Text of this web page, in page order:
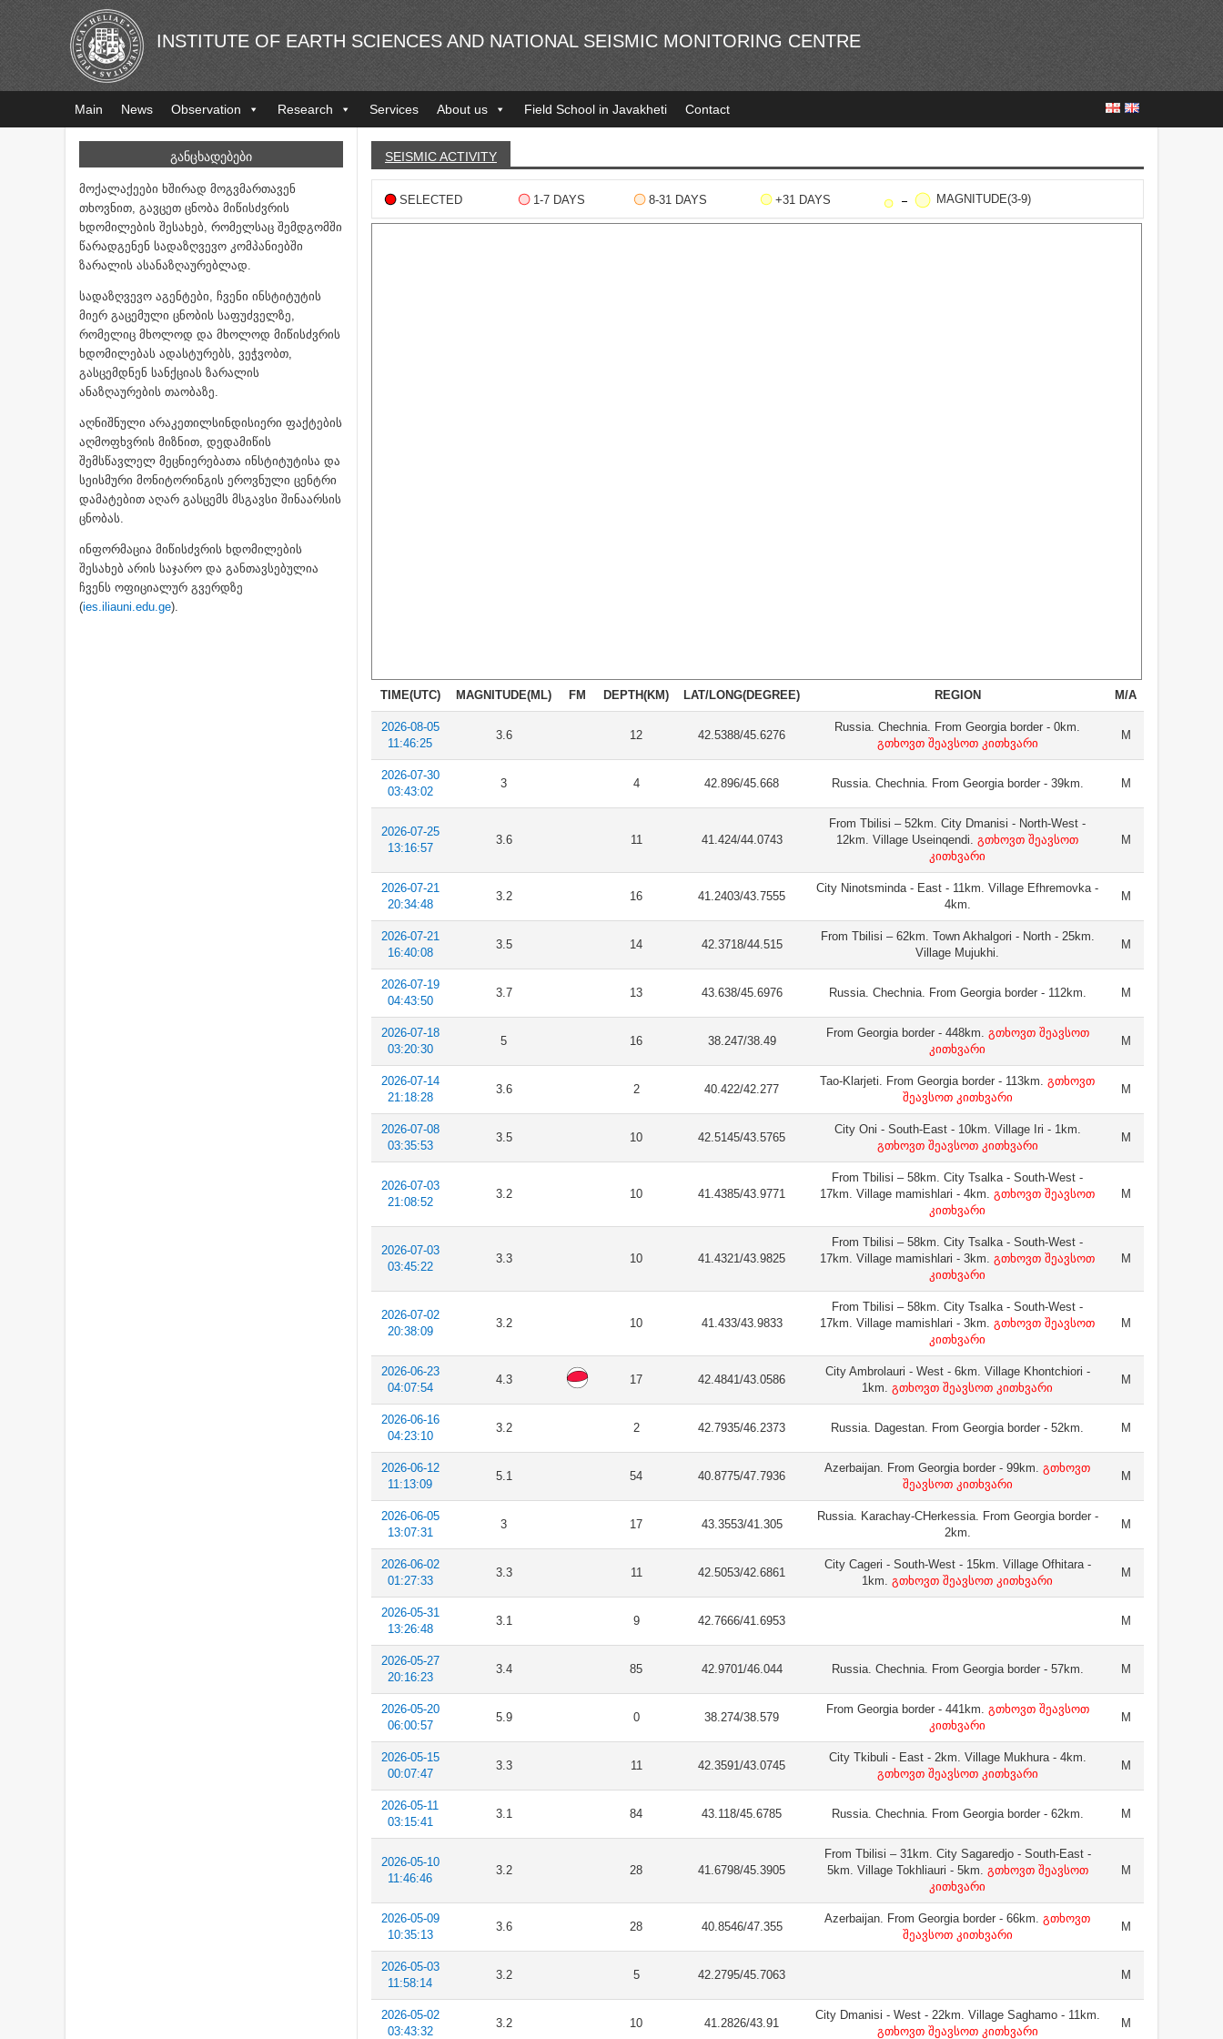
INSTITUTE OF EARTH SCIENCES AND NATIONAL SEISMIC MONITORING CENTRE
Main News Observation Research Services About us Field School in Javakheti Contact
ᲒᲐᲜᲪᲮᲐᲓᲔᲑᲔᲑᲘ
მოქალაქეები ხშირად მოგვმართავენ
თხოვნით, გავცეთ ცნობა მიწისძვრის
ხდომილების შესახებ, რომელსაც შემდგომში
წარადგენენ სადაზღვევო კომპანიებში
ზარალის ასანაზღაურებლად.
სადაზღვევო აგენტები, ჩვენი ინსტიტუტის
მიერ გაცემული ცნობის საფუძველზე,
რომელიც მხოლოდ და მხოლოდ მიწისძვრის
ხდომილებას ადასტურებს, ვეჭვობთ,
გასცემდნენ სანქციას ზარალის
ანაზღაურების თაობაზე.
აღნიშნული არაკეთილსინდისიერი ფაქტების
აღმოფხვრის მიზნით, დედამიწის
შემსწავლელ მეცნიერებათა ინსტიტუტისა და
სეისმური მონიტორინგის ეროვნული ცენტრი
დამატებით აღარ გასცემს მსგავსი შინაარსის
ცნობას.
ინფორმაცია მიწისძვრის ხდომილების
შესახებ არის საჯარო და განთავსებულია
ჩვენს ოფიციალურ გვერდზე
(ies.iliauni.edu.ge).
SEISMIC ACTIVITY
SELECTED 1-7 DAYS 8-31 DAYS +31 DAYS MAGNITUDE(3-9)
TIME(UTC) MAGNITUDE(ML) FM DEPTH(KM) LAT/LONG(DEGREE) REGION M/A
2026-08-05
11:46:25
3.6 12 42.5388/45.6276
Russia. Chechnia. From Georgia border - 0km.
გთხოვთ შეავსოთ კითხვარი
M
2026-07-30
03:43:02
3 4 42.896/45.668 Russia. Chechnia. From Georgia border - 39km. M
2026-07-25
13:16:57
3.6 11 41.424/44.0743
From Tbilisi – 52km. City Dmanisi - North-West -
12km. Village Useinqendi. გთხოვთ შეავსოთ
კითხვარი
M
2026-07-21
20:34:48
3.2 16 41.2403/43.7555
City Ninotsminda - East - 11km. Village Efhremovka -
4km.
M
2026-07-21
16:40:08
3.5 14 42.3718/44.515
From Tbilisi – 62km. Town Akhalgori - North - 25km.
Village Mujukhi.
M
2026-07-19
04:43:50
3.7 13 43.638/45.6976 Russia. Chechnia. From Georgia border - 112km. M
2026-07-18
03:20:30
5 16 38.247/38.49
From Georgia border - 448km. გთხოვთ შეავსოთ
კითხვარი
M
2026-07-14
21:18:28
3.6 2 40.422/42.277
Tao-Klarjeti. From Georgia border - 113km. გთხოვთ
შეავსოთ კითხვარი
M
2026-07-08
03:35:53
3.5 10 42.5145/43.5765
City Oni - South-East - 10km. Village Iri - 1km.
გთხოვთ შეავსოთ კითხვარი
M
2026-07-03
21:08:52
3.2 10 41.4385/43.9771
From Tbilisi – 58km. City Tsalka - South-West -
17km. Village mamishlari - 4km. გთხოვთ შეავსოთ
კითხვარი
M
2026-07-03
03:45:22
3.3 10 41.4321/43.9825
From Tbilisi – 58km. City Tsalka - South-West -
17km. Village mamishlari - 3km. გთხოვთ შეავსოთ
კითხვარი
M
2026-07-02
20:38:09
3.2 10 41.433/43.9833
From Tbilisi – 58km. City Tsalka - South-West -
17km. Village mamishlari - 3km. გთხოვთ შეავსოთ
კითხვარი
M
2026-06-23
04:07:54
4.3 17 42.4841/43.0586
City Ambrolauri - West - 6km. Village Khontchiori -
1km. გთხოვთ შეავსოთ კითხვარი
M
2026-06-16
04:23:10
3.2 2 42.7935/46.2373 Russia. Dagestan. From Georgia border - 52km. M
2026-06-12
11:13:09
5.1 54 40.8775/47.7936
Azerbaijan. From Georgia border - 99km. გთხოვთ
შეავსოთ კითხვარი
M
2026-06-05
13:07:31
3 17 43.3553/41.305
Russia. Karachay-CHerkessia. From Georgia border -
2km.
M
2026-06-02
01:27:33
3.3 11 42.5053/42.6861
City Cageri - South-West - 15km. Village Ofhitara -
1km. გთხოვთ შეავსოთ კითხვარი
M
2026-05-31
13:26:48
3.1 9 42.7666/41.6953 M
2026-05-27
20:16:23
3.4 85 42.9701/46.044 Russia. Chechnia. From Georgia border - 57km. M
2026-05-20
06:00:57
5.9 0 38.274/38.579
From Georgia border - 441km. გთხოვთ შეავსოთ
კითხვარი
M
2026-05-15
00:07:47
3.3 11 42.3591/43.0745
City Tkibuli - East - 2km. Village Mukhura - 4km.
გთხოვთ შეავსოთ კითხვარი
M
2026-05-11
03:15:41
3.1 84 43.118/45.6785 Russia. Chechnia. From Georgia border - 62km. M
2026-05-10
11:46:46
3.2 28 41.6798/45.3905
From Tbilisi – 31km. City Sagaredjo - South-East -
5km. Village Tokhliauri - 5km. გთხოვთ შეავსოთ
კითხვარი
M
2026-05-09
10:35:13
3.6 28 40.8546/47.355
Azerbaijan. From Georgia border - 66km. გთხოვთ
შეავსოთ კითხვარი
M
2026-05-03
11:58:14
3.2 5 42.2795/45.7063 M
2026-05-02
03:43:32
3.2 10 41.2826/43.91
City Dmanisi - West - 22km. Village Saghamo - 11km.
გთხოვთ შეავსოთ კითხვარი
M